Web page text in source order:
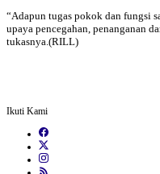
“Adapun tugas pokok dan fungsi
upaya pencegahan, penanganan
tukasnya.(RILL)
Ikuti Kami